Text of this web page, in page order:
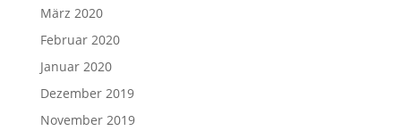
März 2020
Februar 2020
Januar 2020
Dezember 2019
November 2019